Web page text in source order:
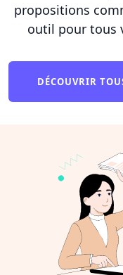
propositions
outil pour tous
DÉCOUVRIR